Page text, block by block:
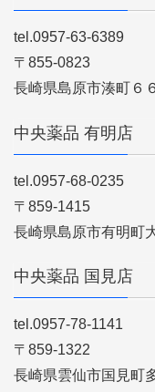
tel.0957-63-6389
〒855-0823
長崎県島原市湊町６６
中央薬品 有明店
tel.0957-68-0235
〒859-1415
長崎県島原市有明町
中央薬品 国見店
tel.0957-78-1141
〒859-1322
長崎県雲仙市国見町